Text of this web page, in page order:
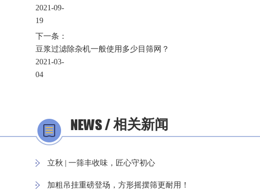
2021-09-
19
下一条：
豆浆过滤除杂机一般使用多少目筛网？
2021-03-
04
相关新闻
立秋 | 一筛丰收味，匠心守初心
加粗吊挂重磅登场，方形摇摆筛更耐用！